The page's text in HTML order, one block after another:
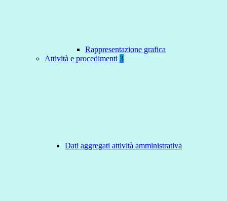
Rappresentazione grafica
Attività e procedimenti 3
Dati aggregati attività amministrativa